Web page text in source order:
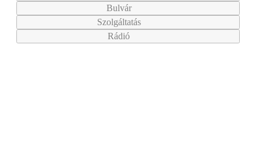
Bulvár
Szolgáltatás
Rádió